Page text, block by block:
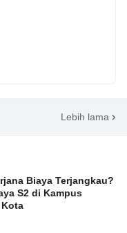
Lebih lama
Biaya Terjangkau?
S2 di Kampus